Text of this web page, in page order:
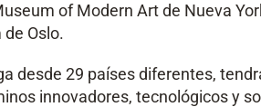
of Modern Art de Nueva
Oslo.
desde 29 países diferentes,
innovadores, tecnológicos y